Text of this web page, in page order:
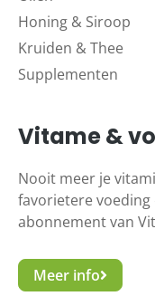
Honing & Siroop
Kruiden & Thee
Supplementen
Vitame &
Nooit meer je
favorietere
abonnement van
Meer info